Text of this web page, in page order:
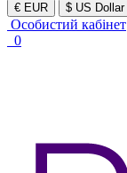
€ EUR
$ US Dollar
Особистий кабінет
0